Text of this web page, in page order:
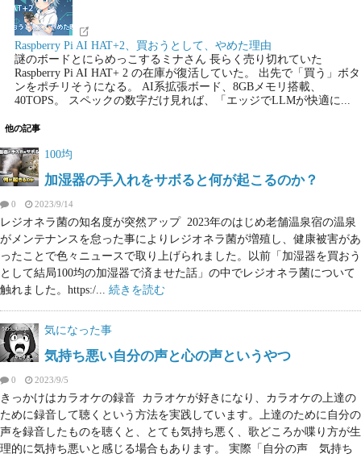
Raspberry Pi AI HAT+2、買おうとして、やめた理由
謎のボードとにらめっこするミナさん 長らく売り切れていた
Raspberry Pi AI HAT+ 2 の在庫が復活していた。 出先で「買う」ボタ
ンをポチリそうになる。 AI系拡張ボード、8GBメモリ搭載、
40TOPS。 スペックの数字だけ見れば、「エッジでLLMが快適に...
他の記事
100均
加湿器の手入れをサボると何が起こるのか？
0 2023/9/14
レジオネラ菌の知名度が突然アップ 2023年のはじめ老舗温泉宿の温泉
がメンテナンスを怠った事によりレジオネラ菌が増殖し、健康被害があ
ったことで色々ニュースで取り上げられました。以前「加湿器を買おう
として結局100均の加湿器で済ませた話」の中でレジオネラ菌について
触れました。https:/... 続きを読む
気になった事
気持ち悪い自分の声と心の声というやつ
0 2023/9/5
きっかけはカラオケの録音 カラオケが好きになり、カラオケの上達の
ために録音して聴くという方法を実践しています。上達のために自分の
声を録音したものを聴くと、とても気持ち悪く、歌どころか喋り方が生
理的に気持ち悪いと感じる場合もあります。 実際「自分の声 気持ち